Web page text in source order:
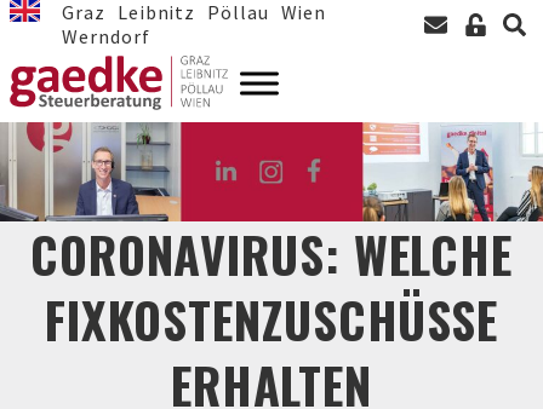
Graz Leibnitz Pöllau Wien
Werndorf
CORONAVIRUS: WELCHE
FIXKOSTENZUSCHÜSSE
ERHALTEN